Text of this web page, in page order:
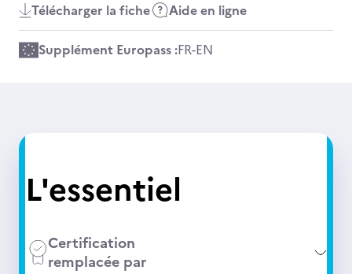
Télécharger la fiche Aide en ligne
Supplément Europass :FR-EN
L'essentiel
Certification
remplacée par